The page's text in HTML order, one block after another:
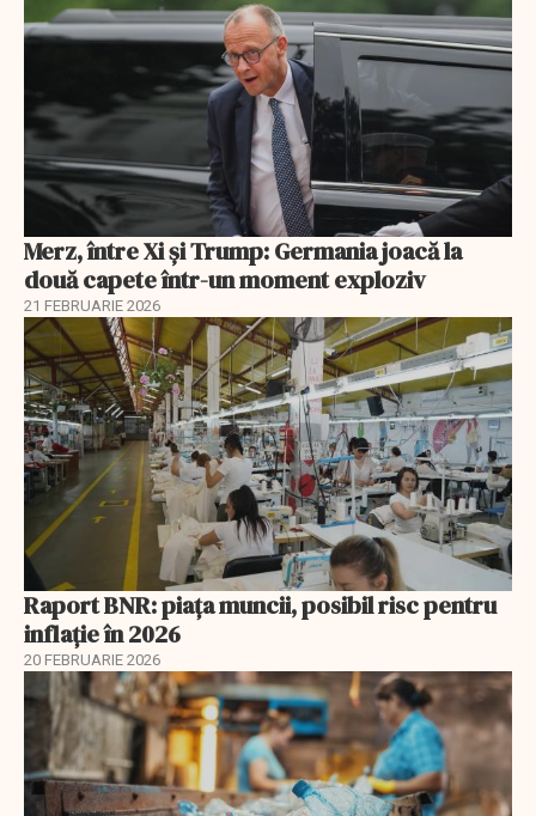
Merz, între Xi și Trump: Germania joacă la
două capete într-un moment exploziv
21 FEBRUARIE 2026
Raport BNR: piața muncii, posibil risc pentru
inflație în 2026
20 FEBRUARIE 2026